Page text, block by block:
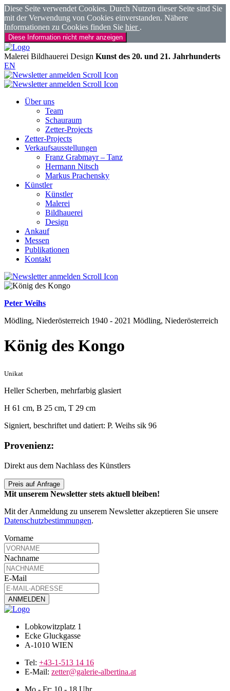
Diese Seite verwendet Cookies. Durch Nutzen dieser Seite sind Sie
mit der Verwendung von Cookies einverstanden. Nähere
Informationen zu Cookies finden Sie hier .
Diese Information nicht mehr anzeigen
Malerei Bildhauerei Design Kunst des 20. und 21. Jahrhunderts
EN
Über uns
Team
Schauraum
Zetter-Projects
Zetter-Projects
Verkaufsausstellungen
Franz Grabmayr – Tanz
Hermann Nitsch
Markus Prachensky
Künstler
Künstler
Malerei
Bildhauerei
Design
Ankauf
Messen
Publikationen
Kontakt
Peter Weihs
Mödling, Niederösterreich 1940 - 2021 Mödling, Niederösterreich
König des Kongo
Unikat
Heller Scherben, mehrfarbig glasiert
H 61 cm, B 25 cm, T 29 cm
Signiert, beschriftet und datiert: P. Weihs sik 96
Provenienz:
Direkt aus dem Nachlass des Künstlers
Preis auf Anfrage
Mit unserem Newsletter stets aktuell bleiben!
Mit der Anmeldung zu unserem Newsletter akzeptieren Sie unsere
Datenschutzbestimmungen.
Vorname
Nachname
E-Mail
Lobkowitzplatz 1
Ecke Gluckgasse
A-1010 WIEN
Tel: +43-1-513 14 16
E-Mail: zetter@galerie-albertina.at
Mo - Fr: 10 - 18 Uhr